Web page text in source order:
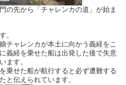
の先から「チャレンカの道」が始ま
。
チャレンカが本土に向かう義経をこ
義経を乗せた船は出発した後で失意
ます。
乗せた船が航行すると必ず遭難する
と伝えられています。